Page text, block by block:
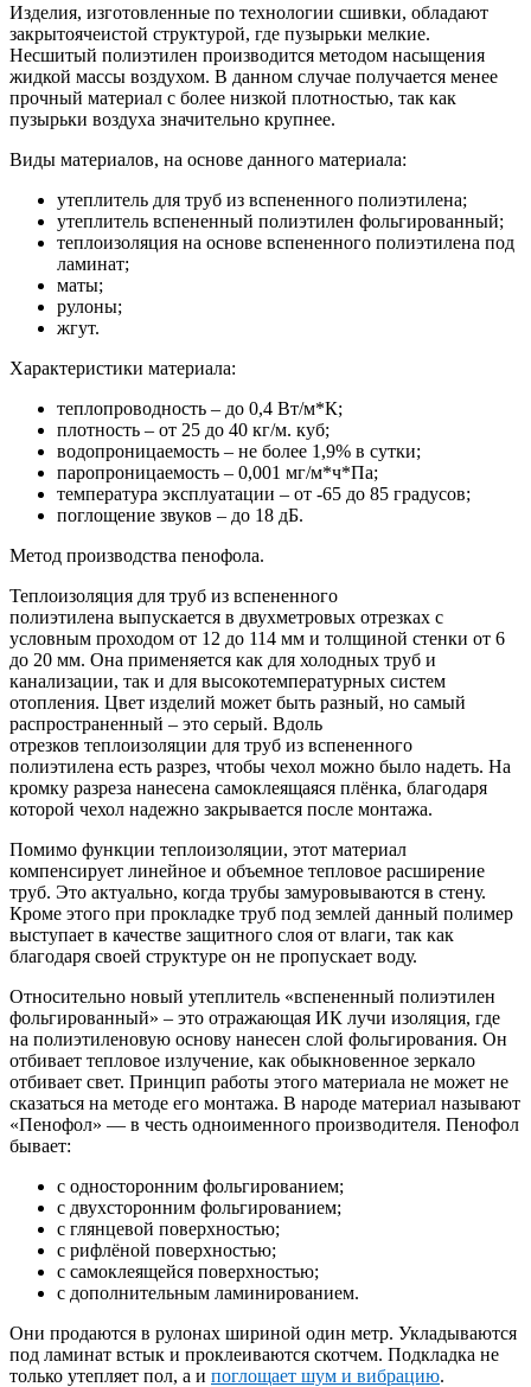
Изделия, изготовленные по технологии сшивки, обладают
закрытоячеистой структурой, где пузырьки мелкие.
Несшитый полиэтилен производится методом насыщения
жидкой массы воздухом. В данном случае получается менее
прочный материал с более низкой плотностью, так как
пузырьки воздуха значительно крупнее.
Виды материалов, на основе данного материала:
утеплитель для труб из вспененного полиэтилена;
утеплитель вспененный полиэтилен фольгированный;
теплоизоляция на основе вспененного полиэтилена под
ламинат;
маты;
рулоны;
жгут.
Характеристики материала:
теплопроводность – до 0,4 Вт/м*К;
плотность – от 25 до 40 кг/м. куб;
водопроницаемость – не более 1,9% в сутки;
паропроницаемость – 0,001 мг/м*ч*Па;
температура эксплуатации – от -65 до 85 градусов;
поглощение звуков – до 18 дБ.
Метод производства пенофола.
Теплоизоляция для труб из вспененного
полиэтилена выпускается в двухметровых отрезках с
условным проходом от 12 до 114 мм и толщиной стенки от 6
до 20 мм. Она применяется как для холодных труб и
канализации, так и для высокотемпературных систем
отопления. Цвет изделий может быть разный, но самый
распространенный – это серый. Вдоль
отрезков теплоизоляции для труб из вспененного
полиэтилена есть разрез, чтобы чехол можно было надеть. На
кромку разреза нанесена самоклеящаяся плёнка, благодаря
которой чехол надежно закрывается после монтажа.
Помимо функции теплоизоляции, этот материал
компенсирует линейное и объемное тепловое расширение
труб. Это актуально, когда трубы замуровываются в стену.
Кроме этого при прокладке труб под землей данный полимер
выступает в качестве защитного слоя от влаги, так как
благодаря своей структуре он не пропускает воду.
Относительно новый утеплитель «вспененный полиэтилен
фольгированный» – это отражающая ИК лучи изоляция, где
на полиэтиленовую основу нанесен слой фольгирования. Он
отбивает тепловое излучение, как обыкновенное зеркало
отбивает свет. Принцип работы этого материала не может не
сказаться на методе его монтажа. В народе материал называют
«Пенофол» — в честь одноименного производителя. Пенофол
бывает:
с односторонним фольгированием;
с двухсторонним фольгированием;
с глянцевой поверхностью;
с рифлёной поверхностью;
с самоклеящейся поверхностью;
с дополнительным ламинированием.
Они продаются в рулонах шириной один метр. Укладываются
под ламинат встык и проклеиваются скотчем. Подкладка не
только утепляет пол, а и поглощает шум и вибрацию.